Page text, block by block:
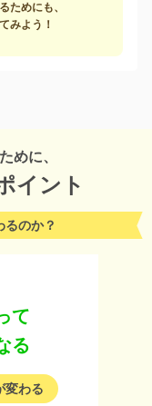
ためにも、
みよう！
めに、
イント
るのか？
て
る
変わる